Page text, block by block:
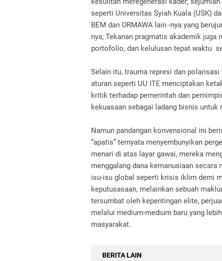
seperti Universitas Syiah Kuala (USK)
BEM dan ORMAWA lain -nya yang
nya; Tekanan pragmatis akademik juga
portofolio, dan kelulusan tepat waktu
Selain itu, trauma represi dan
aturan seperti UU ITE menciptakan
kritik terhadap pemerintah dan
kekuasaan sebagai ladang bisnis untuk
Namun pandangan konvensional ini
“apatis” ternyata menyembunyikan
menari di atas layar gawai, mereka
menggalang dana kemanusiaan
isu-isu global seperti krisis iklim demi
keputusasaan, melainkan sebuah
tersumbat oleh kepentingan elite,
melalui medium-medium baru yang
masyarakat.
BERITA LAIN